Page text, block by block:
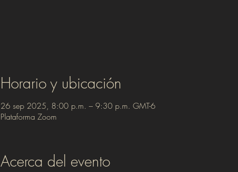
Horario y ubicación
26 sep 2025, 8:00 p.m. – 9:30 p.m. GMT-6
Plataforma Zoom
Acerca del evento